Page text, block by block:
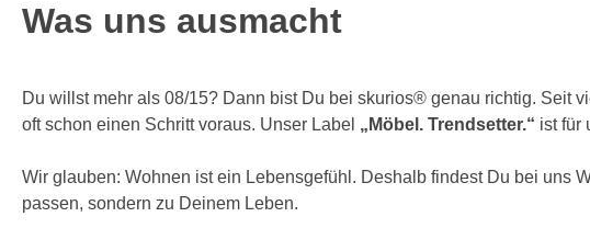
Was uns ausmacht
Du willst mehr als 08/15? Dann bist Du bei skurios® genau richtig. Seit
oft schon einen Schritt voraus. Unser Label „Möbel. Trendsetter.“ ist für
Wir glauben: Wohnen ist ein Lebensgefühl. Deshalb findest Du bei uns
passen, sondern zu Deinem Leben.